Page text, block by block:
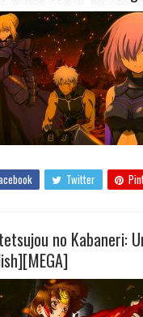
Twitter
no Kabaneri: